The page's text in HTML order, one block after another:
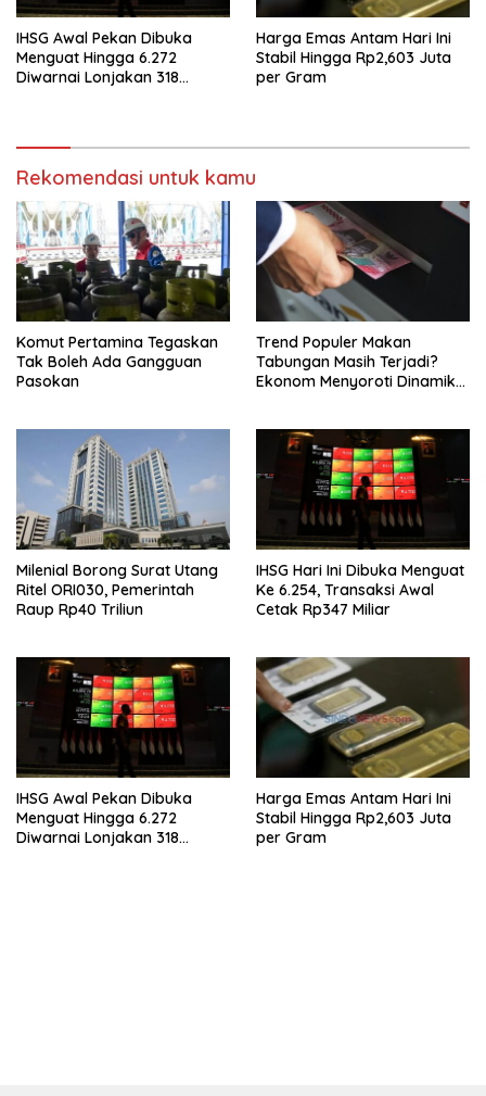
IHSG Awal Pekan Dibuka
Menguat Hingga 6.272
Diwarnai Lonjakan 318
Harga Emas Antam Hari Ini
Stabil Hingga Rp2,603 Juta
per Gram
Rekomendasi untuk kamu
Komut Pertamina Tegaskan
Tak Boleh Ada Gangguan
Pasokan
Trend Populer Makan
Tabungan Masih Terjadi?
Ekonom Menyoroti Dinamika
Milenial Borong Surat Utang
Ritel ORI030, Pemerintah
Raup Rp40 Triliun
IHSG Hari Ini Dibuka Menguat
Ke 6.254, Transaksi Awal
Cetak Rp347 Miliar
IHSG Awal Pekan Dibuka
Menguat Hingga 6.272
Diwarnai Lonjakan 318
Harga Emas Antam Hari Ini
Stabil Hingga Rp2,603 Juta
per Gram